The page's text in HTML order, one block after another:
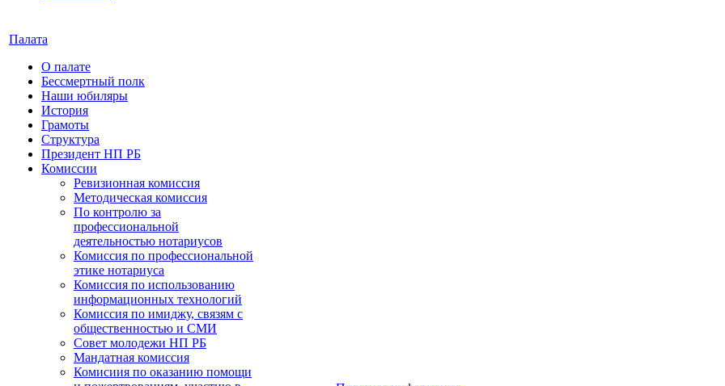
Палата
О палате
Бессмертный полк
Наши юбиляры
История
Грамоты
Структура
Президент НП РБ
Комиссии
Ревизионная комиссия
Методическая комиссия
По контролю за
профессиональной
деятельностью нотариусов
Комиссия по профессиональной
этике нотариуса
Комиссия по использованию
информационных технологий
Комиссия по имиджу, связям с
общественностью и СМИ
Совет молодежи НП РБ
Мандатная комиссия
Комисиия по оказанию помощи